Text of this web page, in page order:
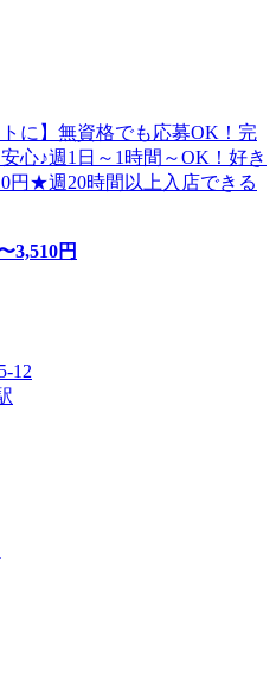
に】無資格でも応募OK！完
心♪週1日～1時間～OK！好き
円★週20時間以上入店できる
3,510円
12